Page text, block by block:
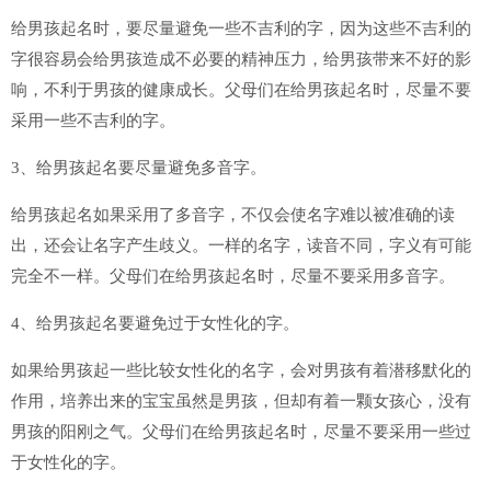
给男孩起名时，要尽量避免一些不吉利的字，因为这些不吉利的
字很容易会给男孩造成不必要的精神压力，给男孩带来不好的影
响，不利于男孩的健康成长。父母们在给男孩起名时，尽量不要
采用一些不吉利的字。
3、给男孩起名要尽量避免多音字。
给男孩起名如果采用了多音字，不仅会使名字难以被准确的读
出，还会让名字产生歧义。一样的名字，读音不同，字义有可能
完全不一样。父母们在给男孩起名时，尽量不要采用多音字。
4、给男孩起名要避免过于女性化的字。
如果给男孩起一些比较女性化的名字，会对男孩有着潜移默化的
作用，培养出来的宝宝虽然是男孩，但却有着一颗女孩心，没有
男孩的阳刚之气。父母们在给男孩起名时，尽量不要采用一些过
于女性化的字。